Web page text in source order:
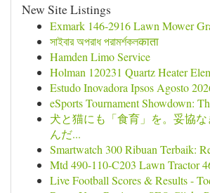
New Site Listings
Exmark 146-2916 Lawn Mower
সাইবার অপরাধ পরামর্শকলकाता
Hamden Limo Service
Holman 120231 Quartz Heater
Estudo Inovadora Ipsos Agosto
eSports Tournament Showdown:
犬と猫にも「食育」を。妥協
んだ...
Smartwatch 300 Ribuan Terbaik:
Mtd 490-110-C203 Lawn Tractor
Live Football Scores & Results -